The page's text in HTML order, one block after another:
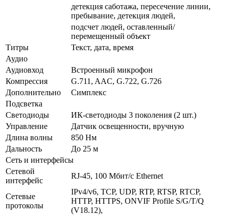
детекция саботажа, пересечение линии,
пребывание, детекция людей,
подсчет людей, оставленный/
перемещенный объект
Титры
Текст, дата, время
Аудио
Аудиовход
Встроенный микрофон
Компрессия
G.711, AAC, G.722, G.726
Дополнительно
Симплекс
Подсветка
Светодиоды
ИК-светодиоды 3 поколения (2 шт.)
Управление
Датчик освещенности, вручную
Длина волны
850 Нм
Дальность
До 25 м
Сеть и интерфейсы
Сетевой
интерфейс
RJ-45, 100 Мбит/с Ethernet
Сетевые
протоколы
IPv4/v6, TCP, UDP, RTP, RTSP, RTCP,
HTTP, HTTPS, ONVIF Profile S/G/T/Q
(V18.12),